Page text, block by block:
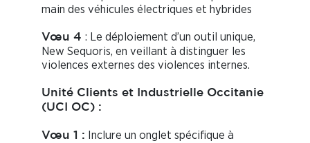
main des véhicules électriques et hybrides
Vœu 4 : Le déploiement d’un outil unique,
New Sequoris, en veillant à distinguer les
violences externes des violences internes.
Unité Clients et Industrielle Occitanie
(UCI OC) :
Vœu 1 :
Inclure un onglet spécifique à